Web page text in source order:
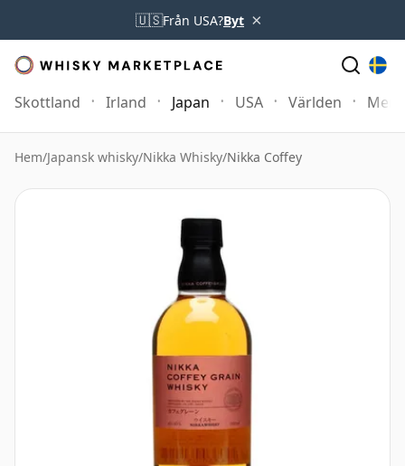
🇺🇸Från USA?Byt ×
Skottland Irland Japan USA Världen Mer
Hem/Japansk whisky/Nikka Whisky/Nikka Coffey